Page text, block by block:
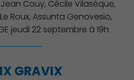
Couy, Cécile Vilasèque,
Roux, Assunta Genovesio,
jeudi 22 septembre à 19h
GRAVIX